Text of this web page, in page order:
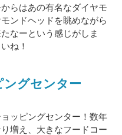
らはあの有名なダイヤモ
ンドヘッドを眺めながら
なーという感じがしま
ね！
グセンター
ッピングセンター！数年
増え、大きなフードコー